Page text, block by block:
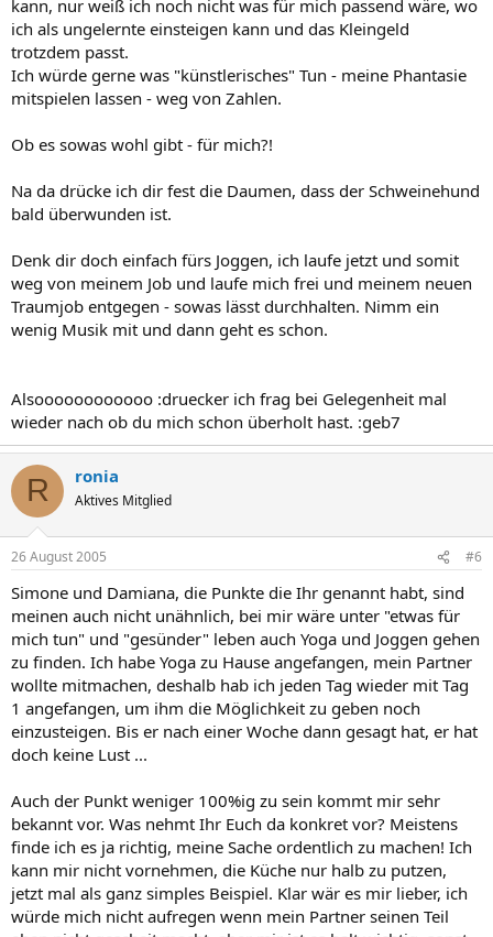
kann, nur weiß ich noch nicht was für mich passend wäre, wo
ich als ungelernte einsteigen kann und das Kleingeld
trotzdem passt.
Ich würde gerne was "künstlerisches" Tun - meine Phantasie
mitspielen lassen - weg von Zahlen.
Ob es sowas wohl gibt - für mich?!
Na da drücke ich dir fest die Daumen, dass der Schweinehund
bald überwunden ist.
Denk dir doch einfach fürs Joggen, ich laufe jetzt und somit
weg von meinem Job und laufe mich frei und meinem neuen
Traumjob entgegen - sowas lässt durchhalten. Nimm ein
wenig Musik mit und dann geht es schon.
Alsoooooooooooo :druecker ich frag bei Gelegenheit mal
wieder nach ob du mich schon überholt hast. :geb7
R ronia
Aktives Mitglied
26 August 2005 #6
Simone und Damiana, die Punkte die Ihr genannt habt, sind
meinen auch nicht unähnlich, bei mir wäre unter "etwas für
mich tun" und "gesünder" leben auch Yoga und Joggen gehen
zu finden. Ich habe Yoga zu Hause angefangen, mein Partner
wollte mitmachen, deshalb hab ich jeden Tag wieder mit Tag
1 angefangen, um ihm die Möglichkeit zu geben noch
einzusteigen. Bis er nach einer Woche dann gesagt hat, er hat
doch keine Lust ...
Auch der Punkt weniger 100%ig zu sein kommt mir sehr
bekannt vor. Was nehmt Ihr Euch da konkret vor? Meistens
finde ich es ja richtig, meine Sache ordentlich zu machen! Ich
kann mir nicht vornehmen, die Küche nur halb zu putzen,
jetzt mal als ganz simples Beispiel. Klar wär es mir lieber, ich
würde mich nicht aufregen wenn mein Partner seinen Teil